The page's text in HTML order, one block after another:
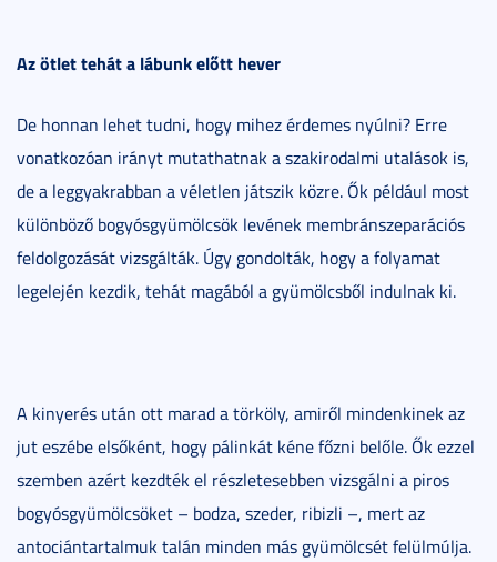
Az ötlet tehát a lábunk előtt hever
De honnan lehet tudni, hogy mihez érdemes nyúlni? Erre
vonatkozóan irányt mutathatnak a szakirodalmi utalások is,
de a leggyakrabban a véletlen játszik közre. Ők például most
különböző bogyósgyümölcsök levének membránszeparációs
feldolgozását vizsgálták. Úgy gondolták, hogy a folyamat
legelején kezdik, tehát magából a gyümölcsből indulnak ki.
A kinyerés után ott marad a törköly, amiről mindenkinek az
jut eszébe elsőként, hogy pálinkát kéne főzni belőle. Ők ezzel
szemben azért kezdték el részletesebben vizsgálni a piros
bogyósgyümölcsöket – bodza, szeder, ribizli –, mert az
antociántartalmuk talán minden más gyümölcsét felülmúlja.